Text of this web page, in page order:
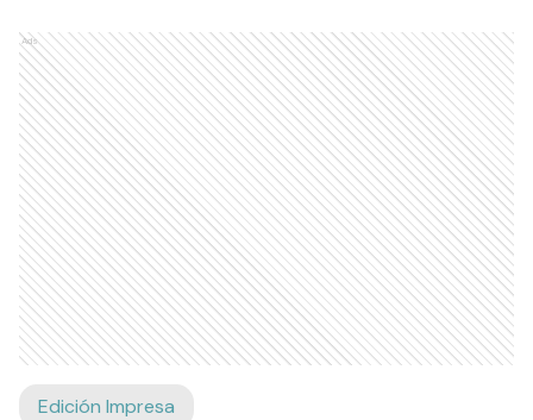
Ads
Edición Impresa